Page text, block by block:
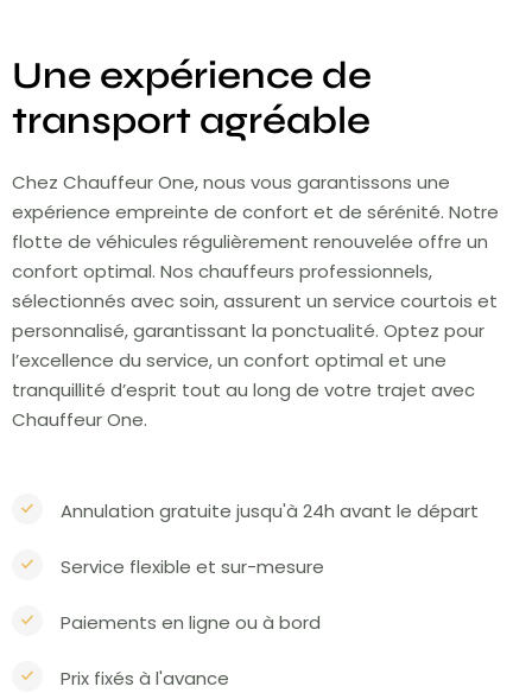
Une expérience de
transport agréable
Chez Chauffeur One, nous vous garantissons une
expérience empreinte de confort et de sérénité. Notre
flotte de véhicules régulièrement renouvelée offre un
confort optimal. Nos chauffeurs professionnels,
sélectionnés avec soin, assurent un service courtois et
personnalisé, garantissant la ponctualité. Optez pour
l’excellence du service, un confort optimal et une
tranquillité d’esprit tout au long de votre trajet avec
Chauffeur One.
Annulation gratuite jusqu'à 24h avant le départ
Service flexible et sur-mesure
Paiements en ligne ou à bord
Prix fixés à l'avance